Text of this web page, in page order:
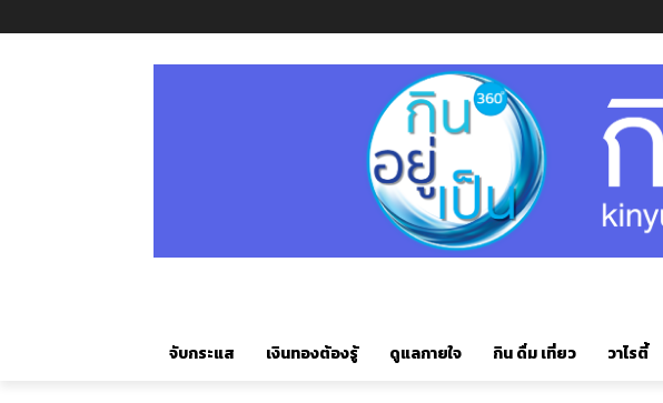
จับกระแส เงินทองต้องรู้ ดูแลกายใจ กิน ดื่ม เที่ยว วาไรตี้